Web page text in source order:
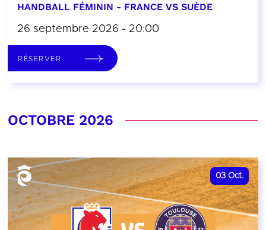
HANDBALL FÉMININ - FRANCE VS SUÈDE
26 septembre 2026 - 20:00
RÉSERVER
OCTOBRE 2026
03 Oct.